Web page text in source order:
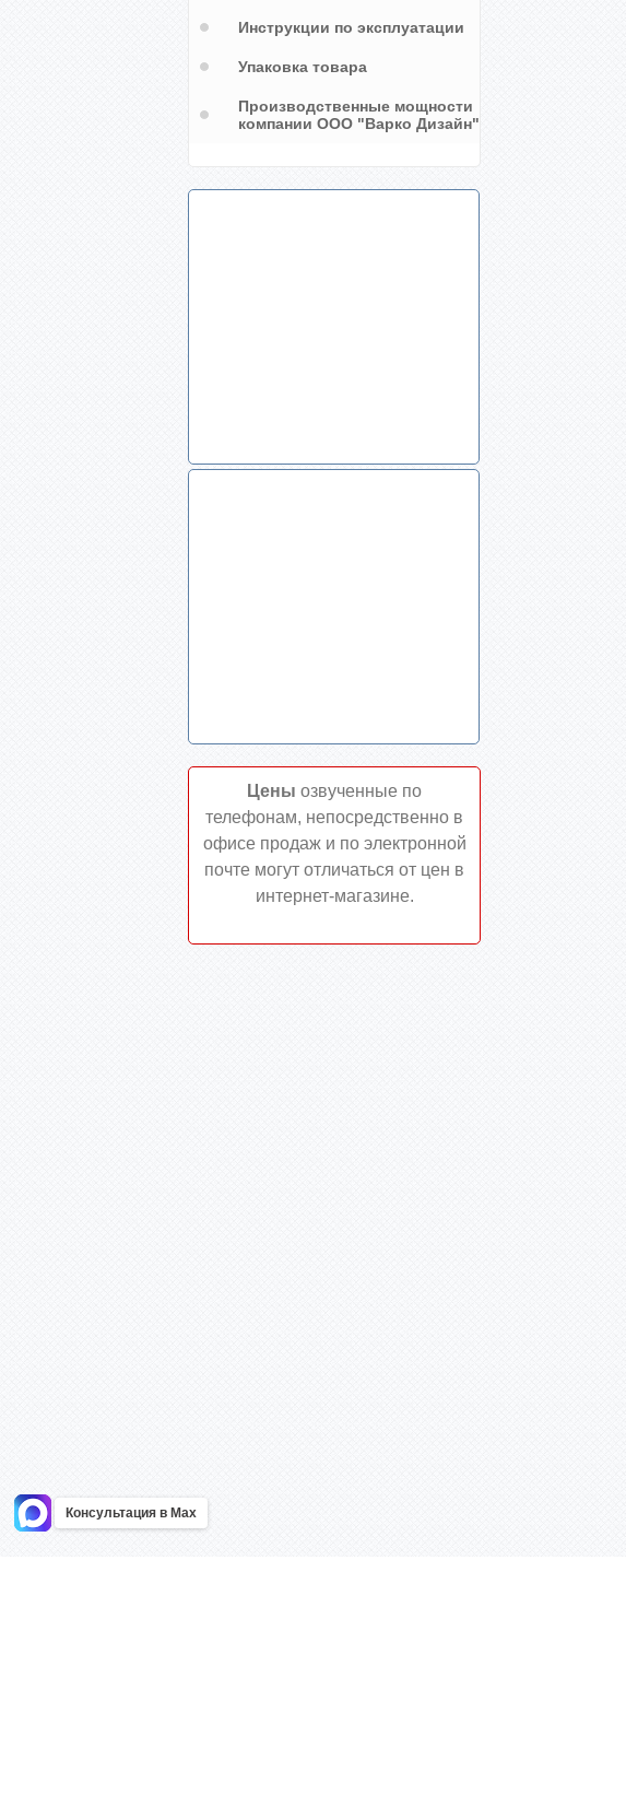
Инструкции по эксплуатации
Упаковка товара
Производственные мощности
компании ООО "Варко Дизайн"
Цены озвученные по
телефонам, непосредственно в
офисе продаж и по электронной
почте могут отличаться от цен в
интернет-магазине.
Консультация в Max